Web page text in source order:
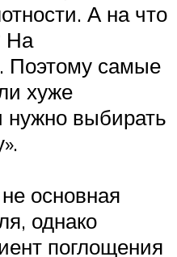
А на что
На
Поэтому самые
хуже
нужно выбирать
основная
однако
поглощения